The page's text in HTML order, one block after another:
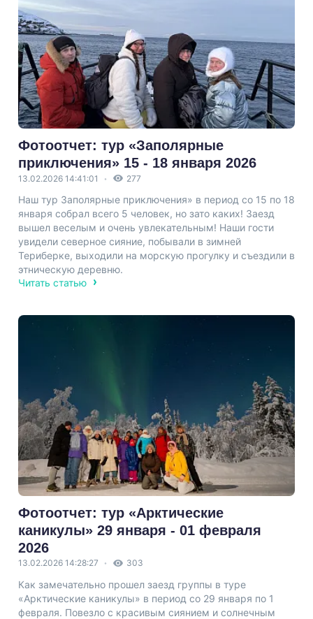
Фотоотчет: тур «Заполярные
приключения» 15 - 18 января 2026
13.02.2026 14:41:01 277
Наш тур Заполярные приключения» в период со 15 по 18
января собрал всего 5 человек, но зато каких! Заезд
вышел веселым и очень увлекательным! Наши гости
увидели северное сияние, побывали в зимней
Териберке, выходили на морскую прогулку и съездили в
этническую деревню.
Читать статью
Фотоотчет: тур «Арктические
каникулы» 29 января - 01 февраля
2026
13.02.2026 14:28:27 303
Как замечательно прошел заезд группы в туре
«Арктические каникулы» в период со 29 января по 1
февраля. Повезло с красивым сиянием и солнечным